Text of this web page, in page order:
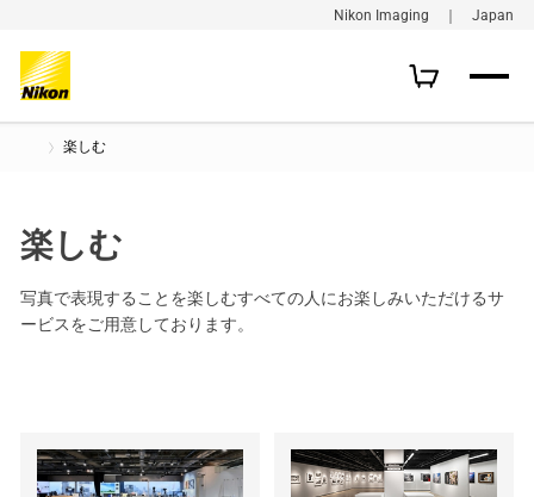
Nikon Imaging ｜ Japan
楽しむ
楽しむ
写真で表現することを楽しむすべての人にお楽しみいただけるサ
ービスをご用意しております。